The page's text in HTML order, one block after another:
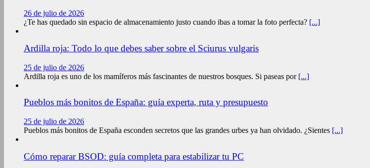
26 de julio de 2026
¿Te has quedado sin espacio de almacenamiento justo cuando ibas a tomar la foto perfecta? [...]
Ardilla roja: Todo lo que debes saber sobre el Sciurus vulgaris
25 de julio de 2026
Ardilla roja es uno de los mamíferos más fascinantes de nuestros bosques. Si paseas por [...]
Pueblos más bonitos de España: guía experta, ruta y presupuesto
25 de julio de 2026
Pueblos más bonitos de España esconden secretos que las grandes urbes ya han olvidado. ¿Sientes [...]
Cómo reparar BSOD: guía completa para estabilizar tu PC